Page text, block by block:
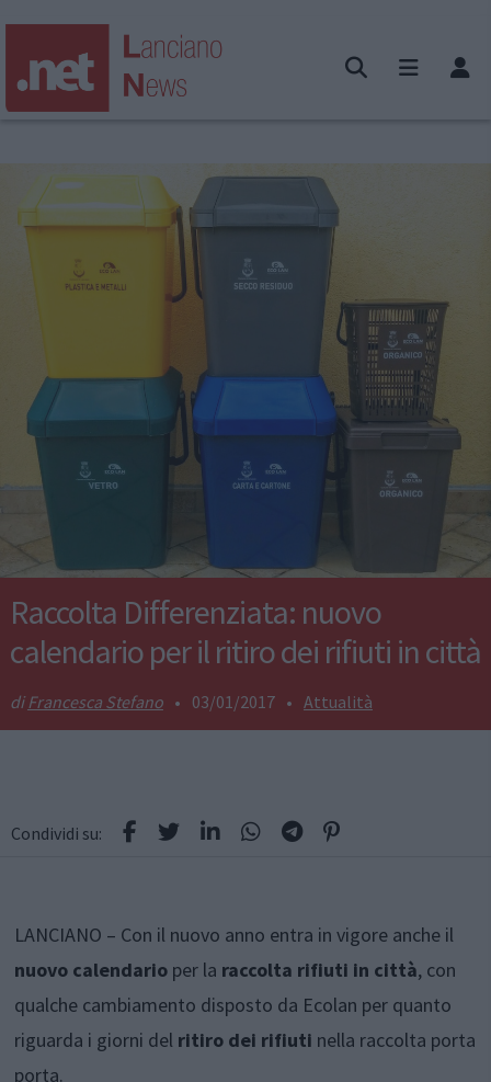
Raccolta Differenziata: nuovo
calendario per il ritiro dei rifiuti in città
Francesca Stefano • 03/01/2017 • Attualità
Condividi su:
LANCIANO – Con il nuovo anno entra in vigore anche il
nuovo calendario per la raccolta rifiuti in città, con
qualche cambiamento disposto da Ecolan per quanto
riguarda i giorni del ritiro dei rifiuti nella raccolta porta
porta.